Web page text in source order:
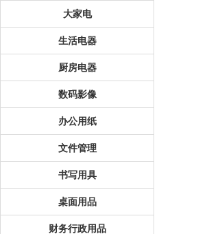
大家电
生活电器
厨房电器
数码影像
办公用纸
文件管理
书写用具
桌面用品
财务行政用品